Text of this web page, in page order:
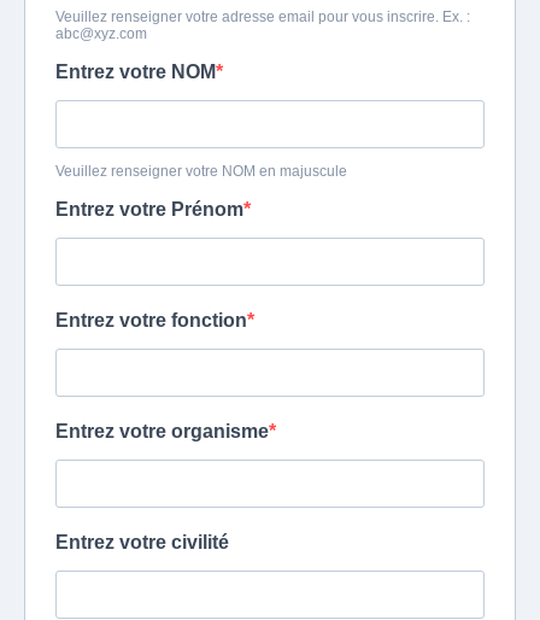
Veuillez renseigner votre adresse email pour vous inscrire. Ex. :
abc@xyz.com
Entrez votre NOM
Veuillez renseigner votre NOM en majuscule
Entrez votre Prénom
Entrez votre fonction
Entrez votre organisme
Entrez votre civilité